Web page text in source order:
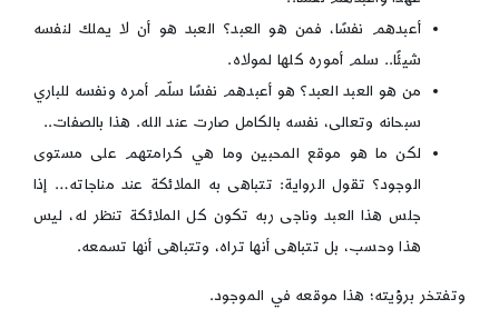
أعبدهم نفسًا، فمن هو العبد؟ العبد هو أن لا يملك لنفسه
شيئًا.. سلم أموره كلها لمولاه.
من هو العبد العبد؟ هو أعبدهم نفسًا سلّم أمره ونفسه للباري
سبحانه وتعالى، نفسه بالكامل صارت عند الله. هذا بالصفات..
لكن ما هو موقع المحبين وما هي كرامتهم على مستوى
الوجود؟ تقول الرواية: تتباهى به الملائكة عند مناجاته… إذا
جلس هذا العبد وناجى ربه تكون كل الملائكة تنظر له، ليس
هذا وحسب، بل تتباهى أنها تراه، وتتباهى أنها تسمعه.
وتفتخر برؤيته؛ هذا موقعه في الموجود.